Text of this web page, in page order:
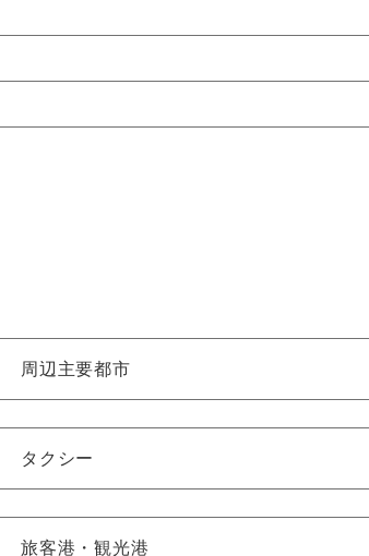
周辺主要都市
タクシー
旅客港・観光港